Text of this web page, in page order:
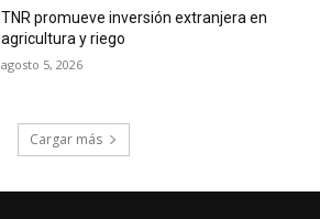
TNR promueve inversión extranjera en
agricultura y riego
agosto 5, 2026
Cargar más